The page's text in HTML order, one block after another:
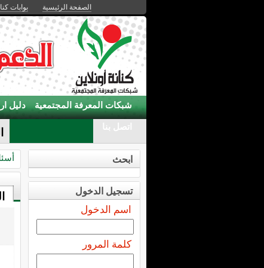
الصفحة الرئيسية بوابات
شبكات المعرفة المجتمعية دليل
اتصل بنا
ابحث
تسجيل الدخول
اسم الدخول
كلمة المرور